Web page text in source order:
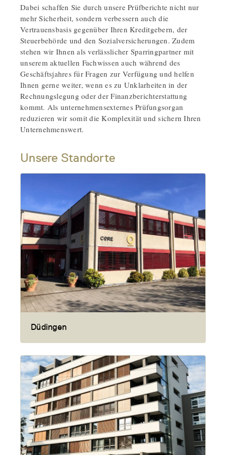
Dabei schaffen Sie durch unsere Prüfberichte nicht nur
mehr Sicherheit, sondern verbessern auch die
Vertrauensbasis gegenüber Ihren Kreditgebern, der
Steuerbehörde und den Sozialversicherungen. Zudem
stehen wir Ihnen als verlässlicher Sparringpartner mit
unserem aktuellen Fachwissen auch während des
Geschäftsjahres für Fragen zur Verfügung und helfen
Ihnen gerne weiter, wenn es zu Unklarheiten in der
Rechnungslegung oder der Finanzberichterstattung
kommt. Als unternehmensexternes Prüfungsorgan
reduzieren wir somit die Komplexität und sichern Ihren
Unternehmenswert.
Unsere Standorte
Düdingen